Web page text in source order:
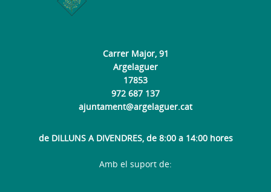
Carrer Major, 91
Argelaguer
17853
972 687 137
ajuntament@argelaguer.cat
de DILLUNS A DIVENDRES, de 8:00 a 14:00 hores
Amb el suport de: